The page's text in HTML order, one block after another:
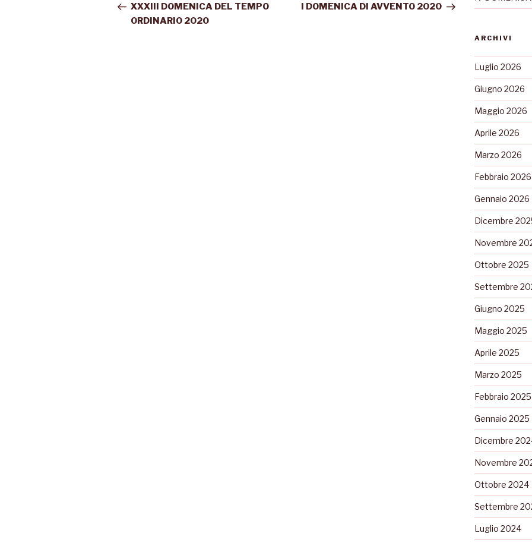
XXXIII DOMENICA DEL TEMPO
ORDINARIO 2020
I DOMENICA DI AVVENTO 2020
ARCHIVI
Luglio 2026
Giugno 2026
Maggio 2026
Aprile 2026
Marzo 2026
Febbraio 2026
Gennaio 2026
Dicembre
Novembre
Ottobre 2025
Settembre
Giugno 2025
Maggio 2025
Aprile 2025
Marzo 2025
Febbraio 2025
Gennaio 2025
Dicembre
Novembre
Ottobre 2024
Settembre
Luglio 2024